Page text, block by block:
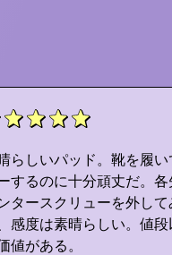
らしいパッド。靴を履い
するのに十分頑丈だ。各
タースクリューを外して
感度は素晴らしい。値段
値がある。